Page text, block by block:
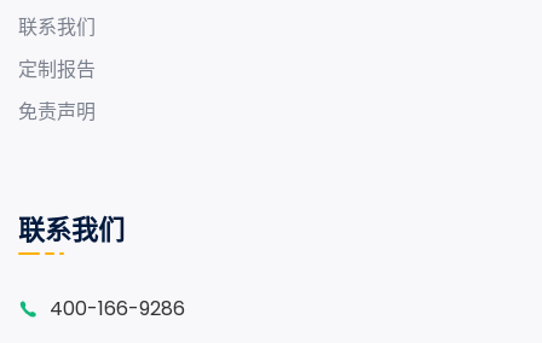
联系我们
定制报告
免责声明
联系我们
400-166-9286